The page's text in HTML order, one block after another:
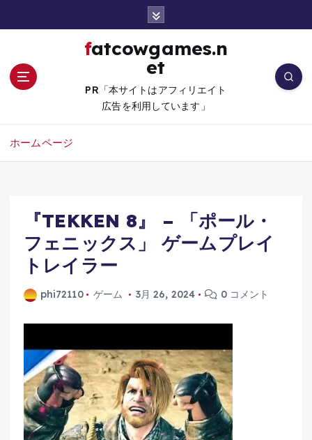
fatcowgames.n
et
PR「本サイトはアフィリエイト
広告を利用しています」
ホームページ
『TEKKEN 8』 – 「ポール・
フェニックス」 ゲームプレイ
トレイラー
phi72110 ゲーム 3月 26, 2024 0 コメント